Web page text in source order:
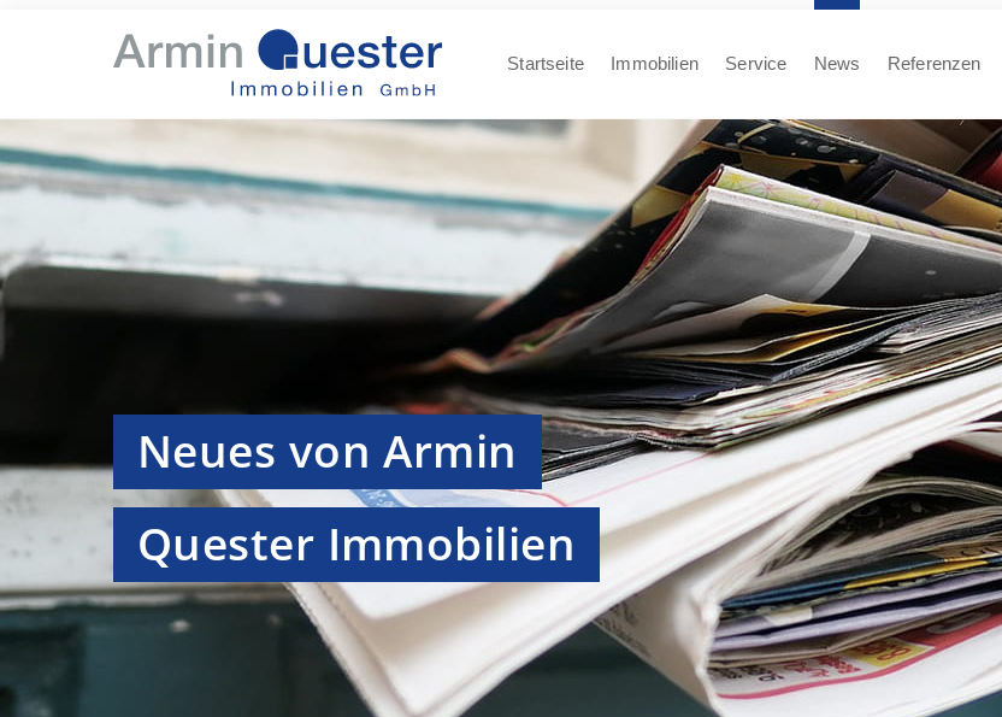
Startseite Immobilien Service News Referenzen
Neues von Armin
Quester Immobilien